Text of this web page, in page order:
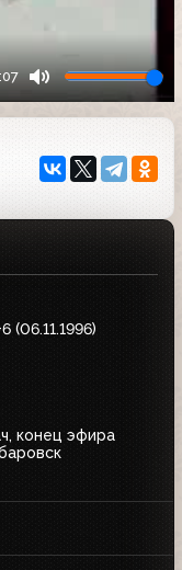
(06.11.1996)
конец эфира